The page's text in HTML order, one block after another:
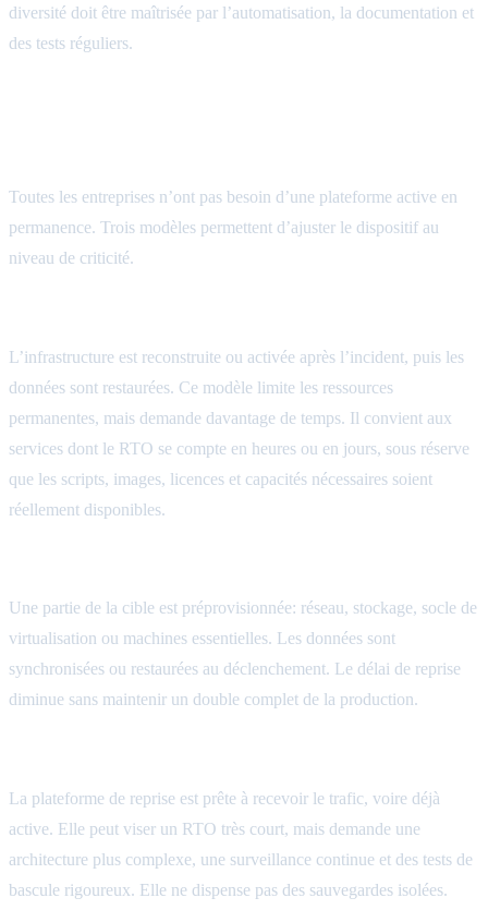
diversité doit être maîtrisée par l’automatisation, la documentation et
des tests réguliers.
Toutes les entreprises n’ont pas besoin d’une plateforme active en
permanence. Trois modèles permettent d’ajuster le dispositif au
niveau de criticité.
L’infrastructure est reconstruite ou activée après l’incident, puis les
données sont restaurées. Ce modèle limite les ressources
permanentes, mais demande davantage de temps. Il convient aux
services dont le RTO se compte en heures ou en jours, sous réserve
que les scripts, images, licences et capacités nécessaires soient
réellement disponibles.
Une partie de la cible est préprovisionnée: réseau, stockage, socle de
virtualisation ou machines essentielles. Les données sont
synchronisées ou restaurées au déclenchement. Le délai de reprise
diminue sans maintenir un double complet de la production.
La plateforme de reprise est prête à recevoir le trafic, voire déjà
active. Elle peut viser un RTO très court, mais demande une
architecture plus complexe, une surveillance continue et des tests de
bascule rigoureux. Elle ne dispense pas des sauvegardes isolées.